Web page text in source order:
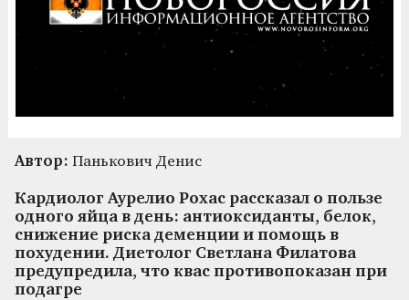
Автор: Панькович Денис
Кардиолог Аурелио Рохас рассказал о пользе
одного яйца в день: антиоксиданты, белок,
снижение риска деменции и помощь в
похудении. Диетолог Светлана Филатова
предупредила, что квас противопоказан при
подагре